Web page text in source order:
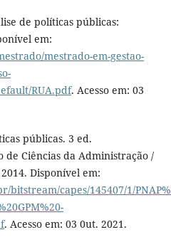
de políticas públicas:
em:
mestrado-em-gestao-
RUA.pdf. Acesso em: 03
públicas. 3 ed.
Ciências da Administração /
2014. Disponível em:
bitstream/capes/145407/1/
. Acesso em: 03 0ut. 2021.